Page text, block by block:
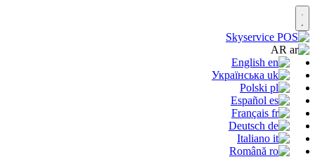
English
Українська
Polski
Español
Français
Deutsch
Italiano
Română